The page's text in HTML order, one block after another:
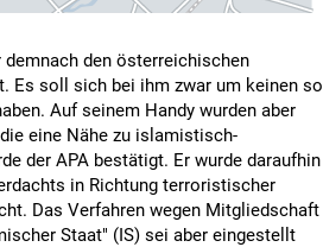
den österreichischen
Es soll sich bei ihm zwar um keinen so
Auf seinem Handy wurden aber
eine Nähe zu islamistisch-
der APA bestätigt. Er wurde daraufhin
in Richtung terroristischer
Das Verfahren wegen Mitgliedschaft
Staat" (IS) sei aber eingestellt